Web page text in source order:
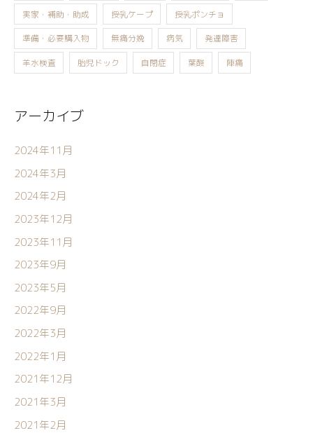
実家・補助・助成 授乳ケープ 授乳ポンチョ
準備・必要購入物 無痛分娩 病気 発達障害
羊水検査 胎児ドック 自閉症 葉酸 陣痛
アーカイブ
2024年11月
2024年3月
2024年2月
2023年12月
2023年11月
2023年9月
2023年5月
2022年9月
2022年3月
2022年1月
2021年12月
2021年3月
2021年2月